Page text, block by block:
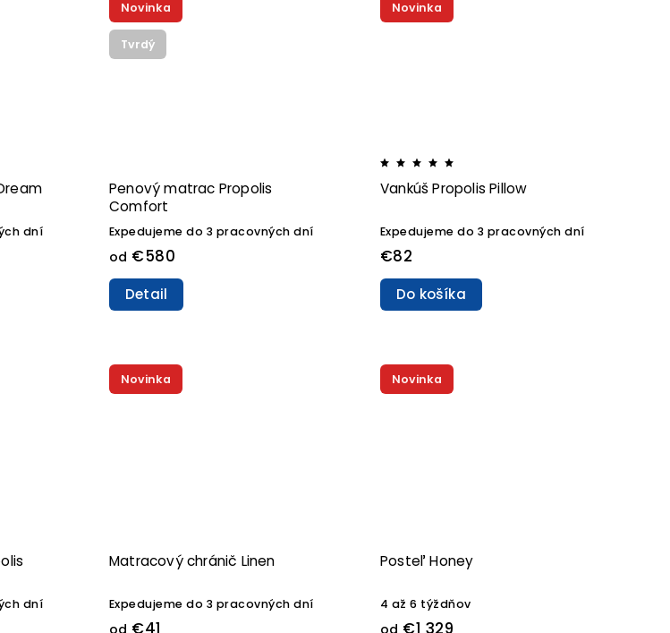
dní
Novinka
Tvrdý
Penový matrac Propolis
Comfort
Expedujeme do 3 pracovných dní
od €580
Detail
Novinka
Vankúš Propolis Pillow
Expedujeme do 3 pracovných dní
€82
Do košíka
dní
Novinka
Matracový chránič Linen
Expedujeme do 3 pracovných dní
od €41
Novinka
Posteľ Honey
4 až 6 týždňov
od €1 329